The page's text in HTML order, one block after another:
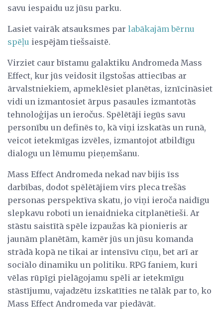
savu iespaidu uz jūsu parku.
Lasiet vairāk atsauksmes par labākajām bērnu
spēļu iespējām tiešsaistē.
Virziet caur bīstamu galaktiku Andromeda Mass
Effect, kur jūs veidosit ilgstošas ​​attiecības ar
ārvalstniekiem, apmeklēsiet planētas, iznīcināsiet
vidi un izmantosiet ārpus pasaules izmantotās
tehnoloģijas un ieročus. Spēlētāji iegūs savu
personību un definēs to, kā viņi izskatās un runā,
veicot ietekmīgas izvēles, izmantojot atbildīgu
dialogu un lēmumu pieņemšanu.
Mass Effect Andromeda nekad nav bijis īss
darbības, dodot spēlētājiem virs pleca trešās
personas perspektīva skatu, jo viņi ieroča naidīgu
slepkavu roboti un ienaidnieka citplanētieši. Ar
stāstu saistītā spēle izpaužas kā pionieris ar
jaunām planētām, kamēr jūs un jūsu komanda
strādā kopā ne tikai ar intensīvu cīņu, bet arī ar
sociālo dinamiku un politiku. RPG faniem, kuri
vēlas rūpīgi pielāgojamu spēli ar ietekmīgu
stāstījumu, vajadzētu izskatīties ne tālāk par to, ko
Mass Effect Andromeda var piedāvāt.